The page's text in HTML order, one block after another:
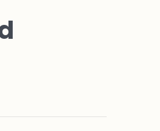
4,99 €
pro Monat